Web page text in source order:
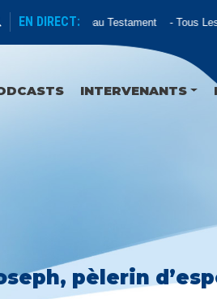
EN DIRECT:Nouveau Testament Tous Les
INTERVENANTS
pèlerin